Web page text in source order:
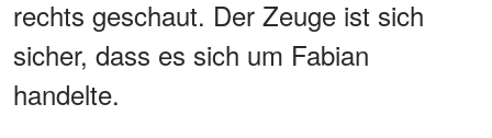
rechts geschaut. Der Zeuge ist sich
sicher, dass es sich um Fabian
handelte.